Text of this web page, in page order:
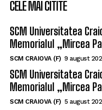
CELE MAI CITITE
SCM Universitatea
Memorialul „Mircea
SCM CRAIOVA (F) 9 august
SCM Universitatea
Memorialul „Mircea
SCM CRAIOVA (F) 5 august